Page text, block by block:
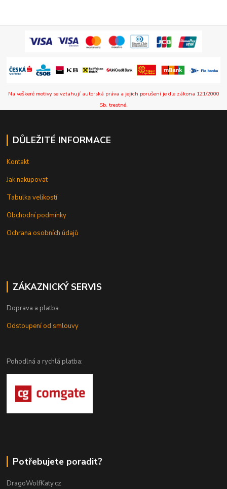
Na veškeré motivy se vztahují autorská práva a jejich porušení je dle zákona 121/2000
Sb. trestné.
DŮLEŽITÉ INFORMACE
Kontakt
Jak nakupovat
Tabulka velikostí
Obchodní podmínky
Ochrana osobních údajů
ZÁKAZNICKÝ SERVIS
Doprava a platba
Odstoupení od smlouvy
Pohodlná a rychlá platba:
Potřebujete poradit?
DragoWolfKaty.cz